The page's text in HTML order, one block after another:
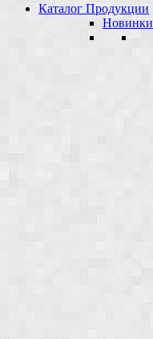
Каталог Продукции
Новинки